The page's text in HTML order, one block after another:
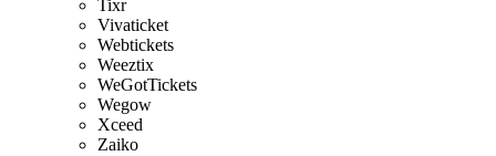
Tixr
Vivaticket
Webtickets
Weeztix
WeGotTickets
Wegow
Xceed
Zaiko